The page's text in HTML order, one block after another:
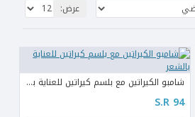
عرض:
شامبو الكيراتين مع بلسم كيراتين للعناية بالشعر
S.R 94